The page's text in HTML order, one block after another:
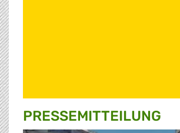
PRESSE­MITTEILUNG